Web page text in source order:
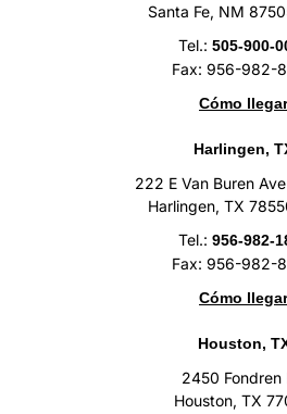
Santa Fe, NM
Tel.: 505-900-
Fax: 956-982-
Cómo llegar
Harlingen,
222 E Van Buren
Harlingen, TX
Tel.: 956-982-
Fax: 956-982-
Cómo llegar
Houston,
2450 Fondren
Houston, TX